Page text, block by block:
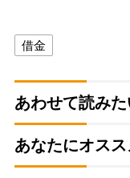
借金
あわせて読みた
あなたにオスス